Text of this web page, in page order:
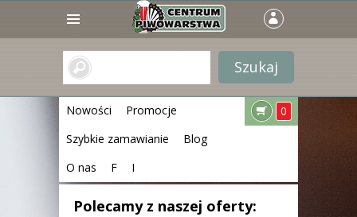
Nowości
Promocje
Szybkie zamawianie
Blog
O nas
F I
0
Polecamy z naszej oferty: